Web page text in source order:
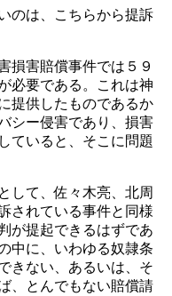
のは、こちらから提訴
損害賠償事件では５９
必要である。これは神
提供したものであるか
シー侵害であり、損害
ていると、そこに問題
して、佐々木亮、北周
されている事件と同様
が提起できるはずであ
中に、いわゆる奴隷条
きない、あるいは、そ
、とんでもない賠償請